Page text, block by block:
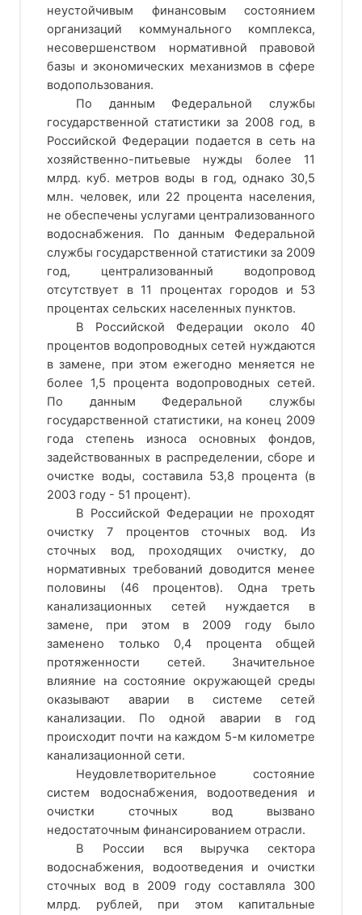
неустойчивым финансовым состоянием
организаций коммунального комплекса,
несовершенством нормативной правовой
базы и экономических механизмов в сфере
водопользования.
По данным Федеральной службы
государственной статистики за 2008 год, в
Российской Федерации подается в сеть на
хозяйственно-питьевые нужды более 11
млрд. куб. метров воды в год, однако 30,5
млн. человек, или 22 процента населения,
не обеспечены услугами централизованного
водоснабжения. По данным Федеральной
службы государственной статистики за 2009
год, централизованный водопровод
отсутствует в 11 процентах городов и 53
процентах сельских населенных пунктов.
В Российской Федерации около 40
процентов водопроводных сетей нуждаются
в замене, при этом ежегодно меняется не
более 1,5 процента водопроводных сетей.
По данным Федеральной службы
государственной статистики, на конец 2009
года степень износа основных фондов,
задействованных в распределении, сборе и
очистке воды, составила 53,8 процента (в
2003 году - 51 процент).
В Российской Федерации не проходят
очистку 7 процентов сточных вод. Из
сточных вод, проходящих очистку, до
нормативных требований доводится менее
половины (46 процентов). Одна треть
канализационных сетей нуждается в
замене, при этом в 2009 году было
заменено только 0,4 процента общей
протяженности сетей. Значительное
влияние на состояние окружающей среды
оказывают аварии в системе сетей
канализации. По одной аварии в год
происходит почти на каждом 5-м километре
канализационной сети.
Неудовлетворительное состояние
систем водоснабжения, водоотведения и
очистки сточных вод вызвано
недостаточным финансированием отрасли.
В России вся выручка сектора
водоснабжения, водоотведения и очистки
сточных вод в 2009 году составляла 300
млрд. рублей, при этом капитальные